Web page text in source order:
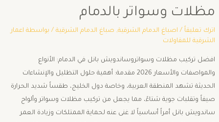
مظلات وسواتر بالدمام
اترك تعليقاً / اصباغ الدمام الشرقية, صباغ الدمام الشرقية/ بواسطة اعمار
الشرقية للمقاولات
افضل تركيب مظلات وسواتروساندويش بانل في الدمام: الأنواع
والمواصفات والأسعار 2026 ​مقدمة: أهمية حلول التظليل والإنشاءات
الحديثة ​تشهد المنطقة العربية، وخاصة دول الخليج، طقساً شديد الحرارة
صيفاً وتقلبات جوية شتاءً، مما يجعل من تركيب مظلات وسواتر وألواح
ساندويش بانل أمراً أساسياً لا غنى عنه لحماية الممتلكات وزيادة العمر